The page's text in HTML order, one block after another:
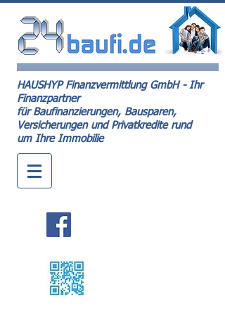
HAUSHYP Finanzvermittlung GmbH - Ihr
Finanzpartner
für Baufinanzierungen, Bausparen,
Versicherungen und Privatkredite rund
um Ihre Immobilie